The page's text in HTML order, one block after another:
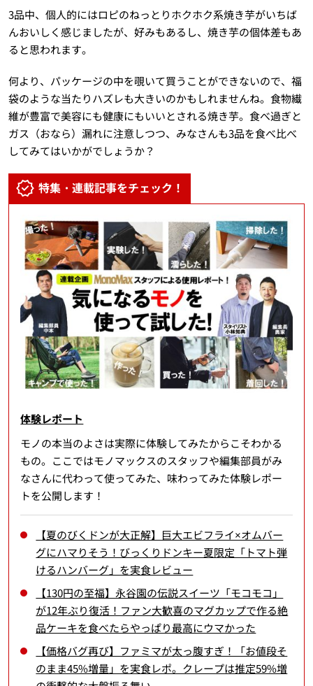
3品中、個人的にはロピのねっとりホクホク系焼き芋がいちば
んおいしく感じましたが、好みもあるし、焼き芋の個体差もあ
ると思われます。
何より、パッケージの中を覗いて買うことができないので、福
袋のような当たりハズレも大きいのかもしれませんね。食物繊
維が豊富で美容にも健康にもいいとされる焼き芋。食べ過ぎと
ガス（おなら）漏れに注意しつつ、みなさんも3品を食べ比べ
してみてはいかがでしょうか？
特集・連載記事をチェック！
体験レポート
モノの本当のよさは実際に体験してみたからこそわかる
もの。ここではモノマックスのスタッフや編集部員がみ
なさんに代わって使ってみた、味わってみた体験レポー
トを公開します！
【夏のびくドンが大正解】巨大エビフライ×オムバー
グにハマりそう！びっくりドンキー夏限定「トマト弾
けるハンバーグ」を実食レビュー
【130円の至福】永谷園の伝説スイーツ「モコモコ」
が12年ぶり復活！ファン大歓喜のマグカップで作る絶
品ケーキを食べたらやっぱり最高にウマかった
【価格バグ再び】ファミマが太っ腹すぎ！「お値段そ
のまま45%増量」を実食レポ。クレープは推定59%増